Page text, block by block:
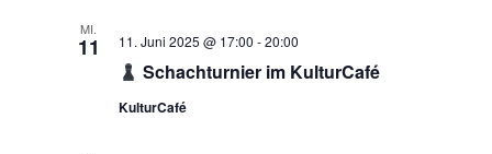
MI.
11
Schachturnier im KulturCafé
11. Juni 2025 @ 17:00 -20:00
KulturCafé